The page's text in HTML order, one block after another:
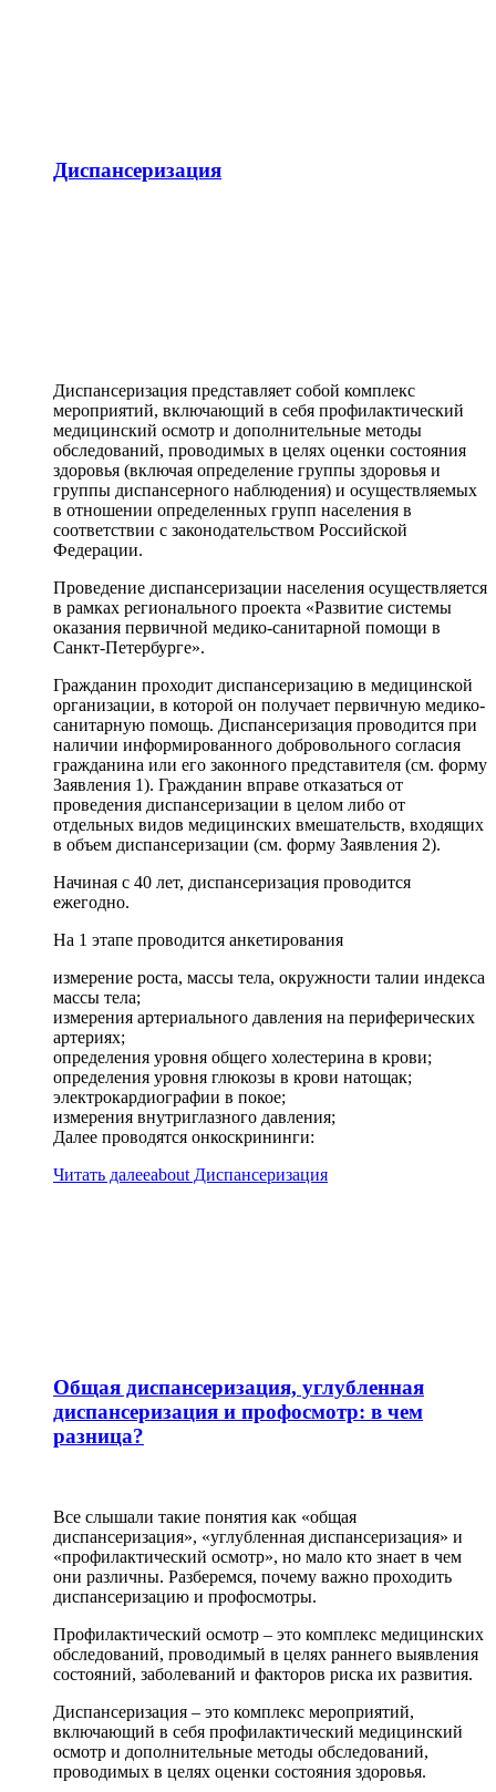
Диспансеризация
Диспансеризация представляет собой комплекс
мероприятий, включающий в себя профилактический
медицинский осмотр и дополнительные методы
обследований, проводимых в целях оценки состояния
здоровья (включая определение группы здоровья и
группы диспансерного наблюдения) и осуществляемых
в отношении определенных групп населения в
соответствии с законодательством Российской
Федерации.
Проведение диспансеризации населения осуществляется
в рамках регионального проекта «Развитие системы
оказания первичной медико-санитарной помощи в
Санкт‑Петербурге».
Гражданин проходит диспансеризацию в медицинской
организации, в которой он получает первичную медико-
санитарную помощь. Диспансеризация проводится при
наличии информированного добровольного согласия
гражданина или его законного представителя (см. форму
Заявления 1). Гражданин вправе отказаться от
проведения диспансеризации в целом либо от
отдельных видов медицинских вмешательств, входящих
в объем диспансеризации (см. форму Заявления 2).
Начиная с 40 лет, диспансеризация проводится
ежегодно.
На 1 этапе проводится анкетирования
измерение роста, массы тела, окружности талии индекса
массы тела;
измерения артериального давления на периферических
артериях;
определения уровня общего холестерина в крови;
определения уровня глюкозы в крови натощак;
электрокардиографии в покое;
измерения внутриглазного давления;
Далее проводятся онкоскрининги:
Читать далееabout Диспансеризация
Общая диспансеризация, углубленная
диспансеризация и профосмотр: в чем
разница?
Все слышали такие понятия как «общая
диспансеризация», «углубленная диспансеризация» и
«профилактический осмотр», но мало кто знает в чем
они различны. Разберемся, почему важно проходить
диспансеризацию и профосмотры.
Профилактический осмотр – это комплекс медицинских
обследований, проводимый в целях раннего выявления
состояний, заболеваний и факторов риска их развития.
Диспансеризация – это комплекс мероприятий,
включающий в себя профилактический медицинский
осмотр и дополнительные методы обследований,
проводимых в целях оценки состояния здоровья.